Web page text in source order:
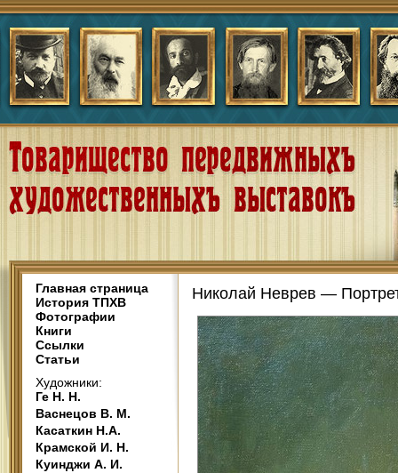
Главная страница
История ТПХВ
Фотографии
Книги
Ссылки
Статьи
Художники:
Ге Н. Н.
Васнецов В. М.
Касаткин Н.А.
Крамской И. Н.
Куинджи А. И.
Николай Неврев —